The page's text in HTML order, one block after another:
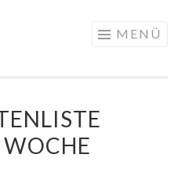
MENÜ